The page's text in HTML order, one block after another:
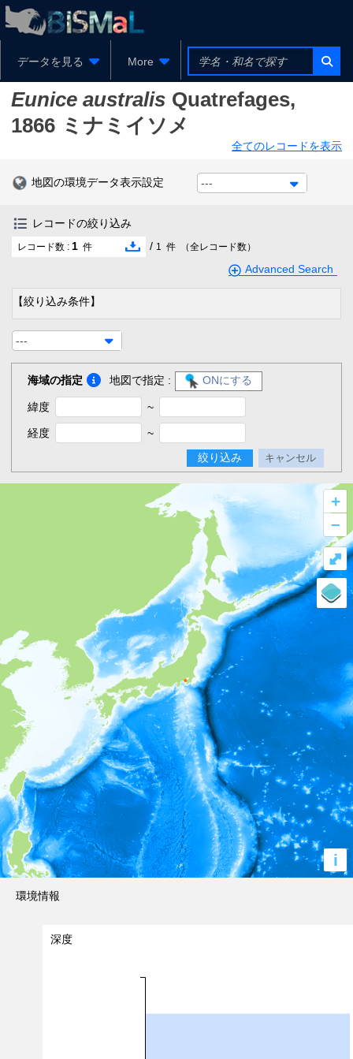
データを見る More
Eunice australis Quatrefages,
1866 ミナミイソメ
全てのレコードを表示
地図の環境データ表示設定 ---
レコードの絞り込み
レコード数 : 1 件 / 1 件 （全レコード数）
Advanced Search
【絞り込み条件】
---
海域の指定 地図で指定 : ONにする
緯度 ~
経度
~
絞り込み
キャンセル
+
–
i
⤢
環境情報
深度